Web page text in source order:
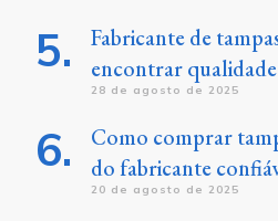
Fabricante de
encontrar
28 de agosto de 2025
Como comprar
do fabricante
20 de agosto de 2025